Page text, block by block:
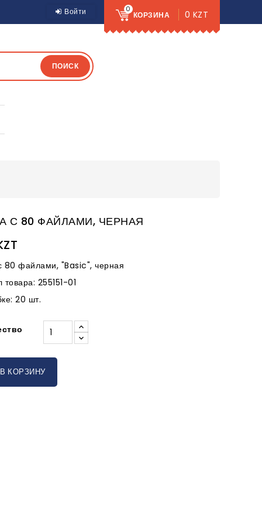
0
КОРЗИНА 0 KZT
Войти
ПОИСК
С 80 ФАЙЛАМИ, ЧЕРНАЯ
80 файлами, "Basic", черная
товара: 255151-01
20 шт.
В КОРЗИНУ